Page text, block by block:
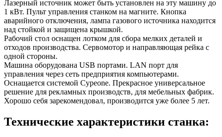
Лазерный источник может быть установлен на эту машину до
1 кВт. Пульт управления станком на магните. Кнопка
аварийного отключения, лампа газового источника находится
над стойкой и защищена крышкой.
Рабочий стол оснащен лотком для сбора мелких деталей и
отходов производства. Сервомотор и направляющая рейка с
одной стороны.
Машина оборудована USB портами. LAN порт для
управления через сеть предприятия компьютерами.
Оснащается системой Сypeone. Прекрасное универсальное
решение для рекламных производств, для мебельных фабрик.
Хорошо себя зарекомендовал, производится уже более 5 лет.
Технические характеристики станка: